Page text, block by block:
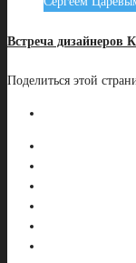
Встреча дизайнеров
Поделиться этой